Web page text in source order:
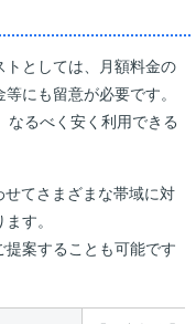
としては、月額料金の
にも留意が必要です。
なるべく安く利用できる
てさまざまな帯域に対
す。
案することも可能です